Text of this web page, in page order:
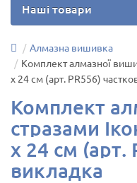
Наші товари
Алмазна вишивка
Комплект алмазної
х 24 см (арт. PR556)
Комплект
стразами
х 24 см (арт.
викладка